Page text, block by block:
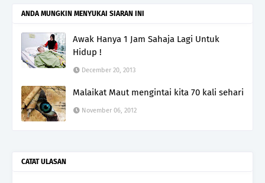
ANDA MUNGKIN MENYUKAI SIARAN INI
Awak Hanya 1 Jam Sahaja Lagi Untuk
Hidup !
December 20, 2013
Malaikat Maut mengintai kita 70 kali sehari
November 06, 2012
CATAT ULASAN